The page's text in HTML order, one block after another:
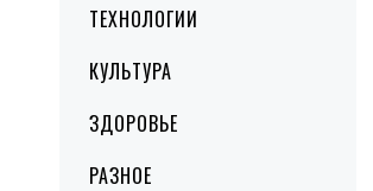
ТЕХНОЛОГИИ
КУЛЬТУРА
ЗДОРОВЬЕ
РАЗНОЕ